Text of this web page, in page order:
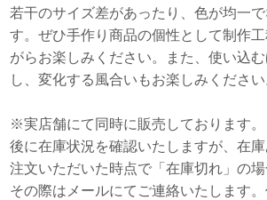
若干のサイズ差があったり、色が均一
す。ぜひ手作り商品の個性として制作
がらお楽しみください。また、使い込
し、変化する風合いもお楽しみください
※実店舗にて同時に販売しております
後に在庫状況を確認いたしますが、在
注文いただいた時点で「在庫切れ」の場
その際はメールにてご連絡いたします